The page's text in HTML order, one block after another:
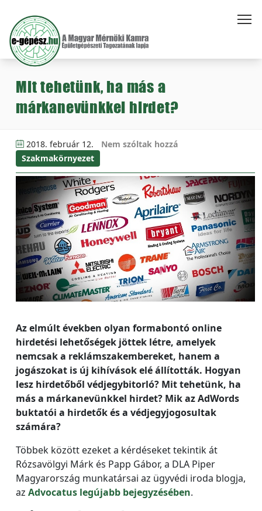
Mit tehetünk, ha más a
márkanevünkkel hirdet?
2018. február 12.
Nem szóltak hozzá
Szakmakörnyezet
Az elmúlt években olyan formabontó online
hirdetési lehetőségek jöttek létre, amelyek
nemcsak a reklámszakembereket, hanem a
jogászokat is új kihívások elé állították. Hogyan
lesz hirdetőből védjegybitorló? Mit tehetünk, ha
más a márkanevünkkel hirdet? Mik az AdWords
buktatói a hirdetők és a védjegyjogosultak
számára?
Többek között ezeket a kérdéseket tekintik át
Rózsavölgyi Márk és Papp Gábor, a DLA Piper
Magyarország munkatársai az ügyvédi iroda blogja,
az Advocatus legújabb bejegyzésében.